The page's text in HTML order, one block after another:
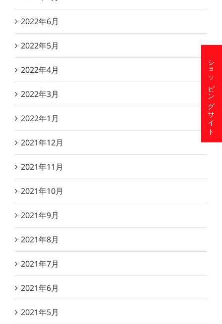
2022年6月
2022年5月
2022年4月
2022年3月
2022年1月
2021年12月
2021年11月
2021年10月
2021年9月
2021年8月
2021年7月
2021年6月
2021年5月
ショッピングサイト